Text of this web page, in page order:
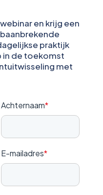
en krijg een
praktijk
in de toekomst
met
Achternaam*
E-mailadres*